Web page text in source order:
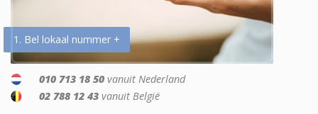
1. Bel lokaal nummer +
010 713 18 50 vanuit Nederland
02 788 12 43 vanuit België